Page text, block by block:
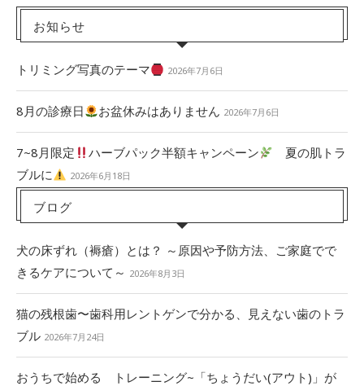
お知らせ
トリミング写真のテーマ 2026年7月6日
8月の診療日 お盆休みはありません 2026年7月6日
7~8月限定 ハーブパック半額キャンペーン
夏の肌トラ
ブルに
2026年6月18日
ブログ
犬の床ずれ（褥瘡）とは？ ～原因や予防方法、ご家庭でで
きるケアについて～ 2026年8月3日
猫の残根歯〜歯科用レントゲンで分かる、見えない歯のトラ
ブル 2026年7月24日
おうちで始める トレーニング~「ちょうだい(アウト)」が